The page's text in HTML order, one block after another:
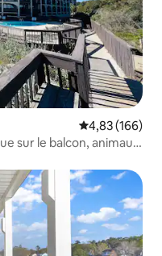
Note
4,83 (166)
sur le balcon, animaux
plus aimés